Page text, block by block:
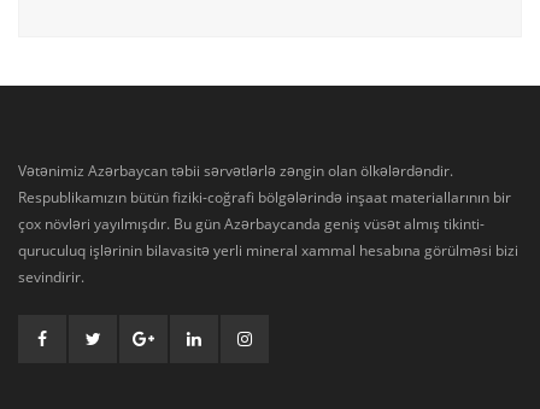
Vətənimiz Azərbaycan təbii sərvətlərlə zəngin olan ölkələrdəndir.
Respublikamızın bütün fiziki-coğrafi bölgələrində inşaat materiallarının bir
çox növləri yayılmışdır. Bu gün Azərbaycanda geniş vüsət almış tikinti-
quruculuq işlərinin bilavasitə yerli mineral xammal hesabına görülməsi bizi
sevindirir.